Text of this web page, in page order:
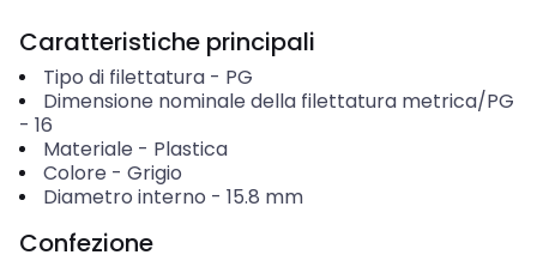
Caratteristiche principali
Tipo di filettatura- PG
Dimensione nominale della filettatura metrica/PG
- 16
Materiale - Plastica
Colore - Grigio
Diametro interno - 15.8 mm
Confezione